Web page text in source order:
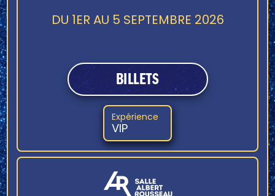
DU 1ER AU 5 SEPTEMBRE 2026
BILLETS
Expérience
VIP